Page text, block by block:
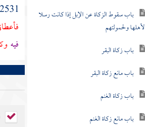
باب سقوط الزكاة عن الإبل إذا كانت رسلا
لأهلها ولحمولتهم
باب زكاة البقر
باب مانع زكاة البقر
باب زكاة الغنم
باب مانع زكاة الغنم
2531 أخبرنا
فيه